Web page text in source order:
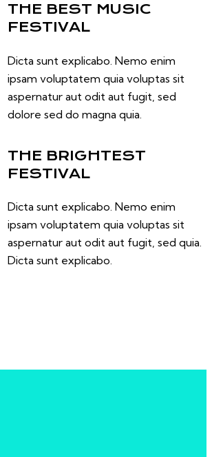
THE BEST MUSIC
FESTIVAL
Dicta sunt explicabo. Nemo enim
ipsam voluptatem quia voluptas sit
aspernatur aut odit aut fugit, sed
dolore sed do magna quia.
THE BRIGHTEST
FESTIVAL
Dicta sunt explicabo. Nemo enim
ipsam voluptatem quia voluptas sit
aspernatur aut odit aut fugit, sed quia.
Dicta sunt explicabo.